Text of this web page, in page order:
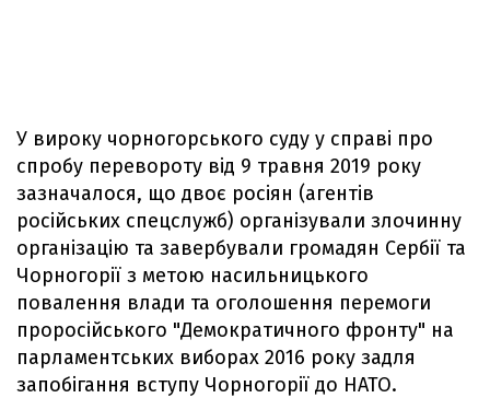
У вироку чорногорського суду у справі про
спробу перевороту від 9 травня 2019 року
зазначалося, що двоє росіян (агентів
російських спецслужб) організували злочинну
організацію та завербували громадян Сербії та
Чорногорії з метою насильницького
повалення влади та оголошення перемоги
проросійського "Демократичного фронту" на
парламентських виборах 2016 року задля
запобігання вступу Чорногорії до НАТО.